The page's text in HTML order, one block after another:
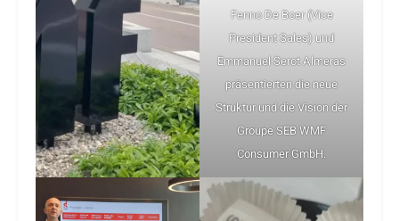
Fenno De Boer (Vice
President Sales) und
Emmanuel Serot Almeras
präsentierten die neue
Struktur und die Vision der
Groupe SEB WMF
Consumer GmbH.